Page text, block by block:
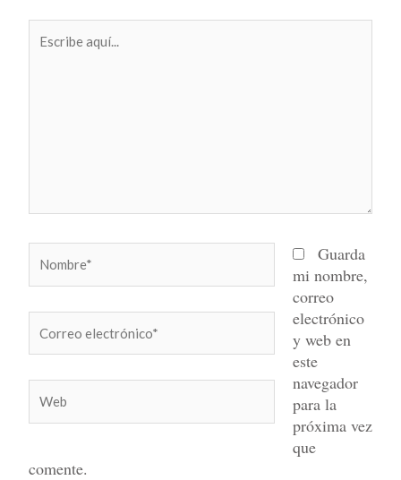
aquí...
electrónico*
Guarda
mi nombre,
correo
electrónico
y web en
este
navegador
para la
próxima vez
que
comente.